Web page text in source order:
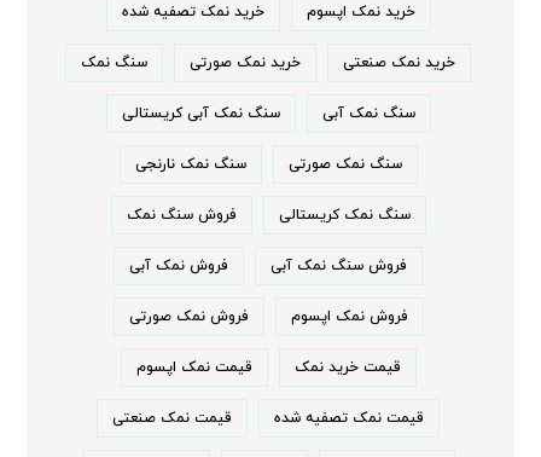
خرید نمک اپسوم خرید نمک تصفیه شده
خرید نمک صنعتی خرید نمک صورتی سنگ نمک
سنگ نمک آبی سنگ نمک آبی کریستالی
سنگ نمک صورتی سنگ نمک نارنجی
سنگ نمک کریستالی فروش سنگ نمک
فروش سنگ نمک آبی فروش نمک آبی
فروش نمک اپسوم فروش نمک صورتی
قیمت خرید نمک قیمت نمک اپسوم
قیمت نمک تصفیه شده قیمت نمک صنعتی